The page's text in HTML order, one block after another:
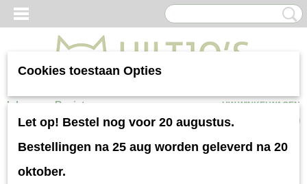
Inloggen Registreren UW WINKELWAGEN
Geen producten (0)
Cookies toestaan Opties
Let op! Bestel nog voor 20 augustus.
Bestellingen na 25 aug worden geleverd na 20
oktober.